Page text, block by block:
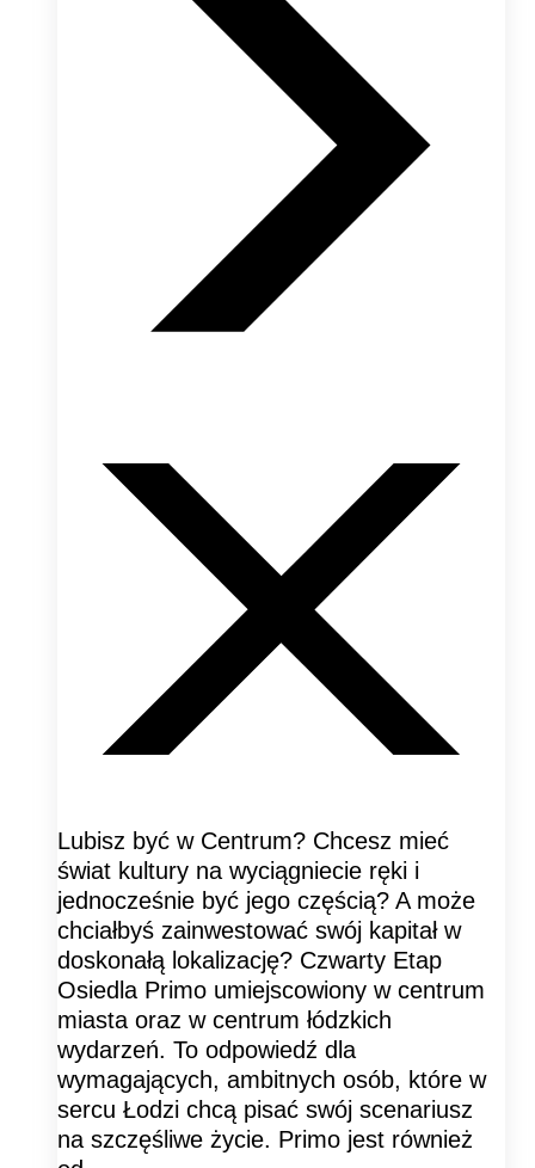
Lubisz być w Centrum? Chcesz mieć
świat kultury na wyciągniecie ręki i
jednocześnie być jego częścią? A może
chciałbyś zainwestować swój kapitał w
doskonałą lokalizację? Czwarty Etap
Osiedla Primo umiejscowiony w centrum
miasta oraz w centrum łódzkich
wydarzeń. To odpowiedź dla
wymagających, ambitnych osób, które w
sercu Łodzi chcą pisać swój scenariusz
na szczęśliwe życie. Primo jest również